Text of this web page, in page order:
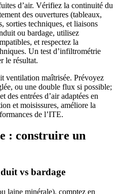
d’air. Vérifiez la continuité du
des ouvertures (tableaux,
sorties techniques, et liaisons
ou bardage, utilisez
et respectez la
Un test d’infiltrométrie
le résultat.
ventilation maîtrisée. Prévoyez
ou une double flux si possible;
des entrées d’air adaptées en
et moisissures, améliore la
de l’ITE.
: construire un
vs bardage
laine minérale), comptez en